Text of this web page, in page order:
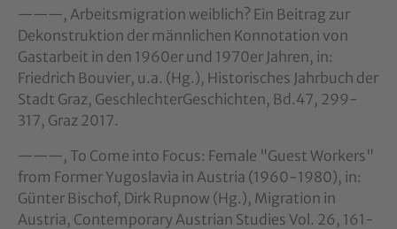
———, Arbeitsmigration weiblich? Ein Beitrag zur
Dekonstruktion der männlichen Konnotation von
Gastarbeit in den 1960er und 1970er Jahren, in:
Friedrich Bouvier, u.a. (Hg.), Historisches Jahrbuch der
Stadt Graz, GeschlechterGeschichten, Bd.47, 299-
317, Graz 2017.
———, To Come into Focus: Female "Guest Workers"
from Former Yugoslavia in Austria (1960-1980), in:
Günter Bischof, Dirk Rupnow (Hg.), Migration in
Austria, Contemporary Austrian Studies Vol. 26, 161-